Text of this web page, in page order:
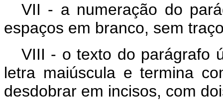
VII - a numeração do
espaços em branco, sem
VIII - o texto do parágrafo
letra maiúscula e termina
desdobrar em incisos, com